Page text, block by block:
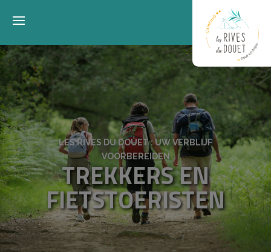
LES RIVES DU DOUET : UW VERBLIJF
VOORBEREIDEN
TREKKERS EN
FIETSTOERISTEN